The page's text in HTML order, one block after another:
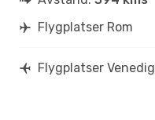
Flygplatser Rom
Flygplatser Venedig